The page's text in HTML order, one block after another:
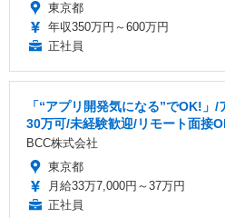
東京都
年収350万円～600万円
正社員
「“アプリ開発気になる”でOK!」
30万可/未経験歓迎/リモート面接
BCC株式会社
東京都
月給33万7,000円～37万円
正社員